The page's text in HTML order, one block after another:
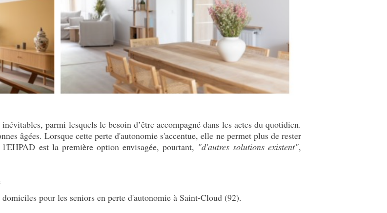
parmi lesquels le besoin d’être accompagné dans les actes du quotidien.
âgées. Lorsque cette perte d'autonomie s'accentue, elle ne permet plus de rester
est la première option envisagée, pourtant, "d'autres solutions existent",
pour les seniors en perte d'autonomie à Saint-Cloud (92).